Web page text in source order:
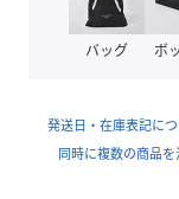
麗な一枚です。
ポリエステル素材
目に入っている為
薄っすらと透け感
バッグ ボ
発送日・在庫表記に
同時に複数の商品